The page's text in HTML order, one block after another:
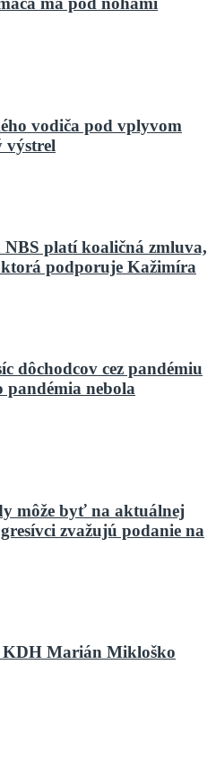
vodiča pod vplyvom
výstrel
platí koaličná zmluva,
podporuje Kažimíra
dôchodcov cez pandémiu
pandémia nebola
môže byť na aktuálnej
zvažujú podanie na
KDH Marián Mikloško